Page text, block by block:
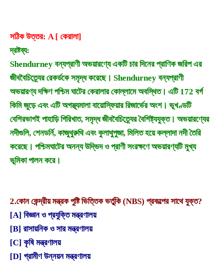
সঠিক উত্তর: A [ কেরালা]
দ্রষ্টব্য:
Shendurney বন্যপ্রাণী অভয়ারণ্যে একটি চার দিনের প্রাণিক জরিপ এর
জীববৈচিত্র্যের রেকর্ডকে সমৃদ্ধ করেছে। Shendurney বন্যপ্রাণী
অভয়ারণ্য দক্ষিণ পশ্চিম ঘাটের কেরালার কোল্লামে অবস্থিত। এটি 172 বর্গ
কিমি জুড়ে এবং এটি অগস্থ্যমালা বায়োস্ফিয়ার রিজার্ভের অংশ। ভূখণ্ডটি
বেশিরভাগই পাহাড়ি গিরিখাত, সমৃদ্ধ জীববৈচিত্র্যের বৈশিষ্ট্যযুক্ত। অভয়ারণ্যের
নদীগুলি, শেনডর্নি, কাজুথুরুথি এবং কুলাথুপুজা, মিলিত হয়ে কল্লাদা নদী তৈরি
করেছে। পশ্চিমঘাটের অনন্য উদ্ভিদ ও প্রাণী সংরক্ষণে অভয়ারণ্যটি মুখ্য
ভূমিকা পালন করে।
2.কোন কেন্দ্রীয় মন্ত্রক পুষ্টি ভিত্তিক ভর্তুকি (NBS) প্রকল্পের সাথে যুক্ত?
[A] বিজ্ঞান ও প্রযুক্তি মন্ত্রণালয়
[B] রাসায়নিক ও সার মন্ত্রণালয়
[C] কৃষি মন্ত্রণালয়
[D] গ্রামীণ উন্নয়ন মন্ত্রণালয়